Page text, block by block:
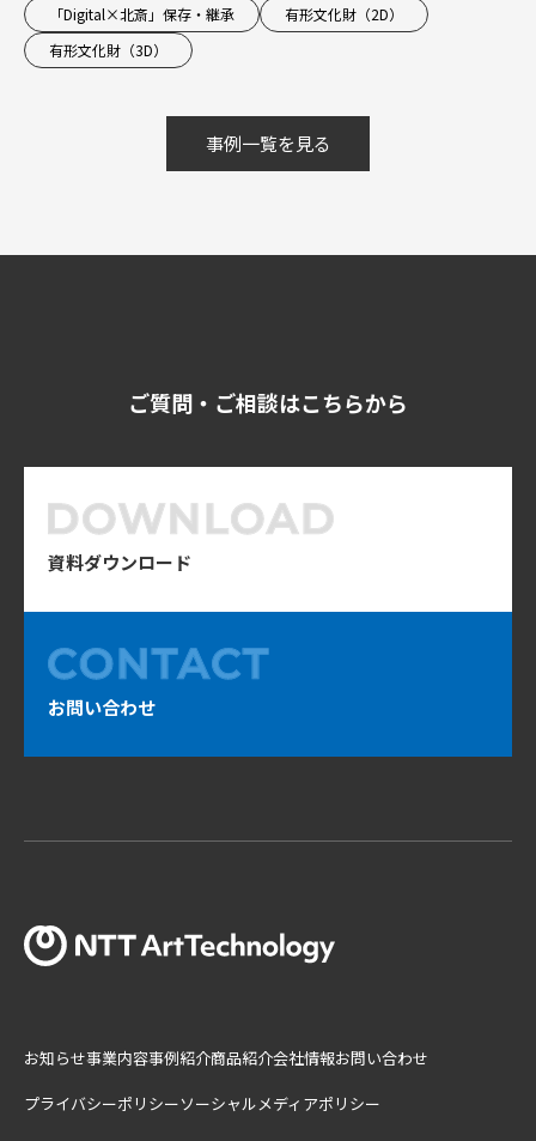
「Digital×北斎」保存・継承
有形文化財（2D）
有形文化財（3D）
事例一覧を見る
ご質問・ご相談はこちらから
資料ダウンロード
お問い合わせ
お知らせ事業内容事例紹介商品紹介会社情報お問い合わせ
プライバシーポリシーソーシャルメディアポリシー